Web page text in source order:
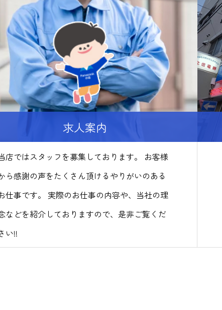
求人案内
店ではスタッフを募集しております。 お客様
ら感謝の声をたくさん頂けるやりがいのある
仕事です。 実際のお仕事の内容や、当社の理
などを紹介しておりますので、是非ご覧くだ
い!!